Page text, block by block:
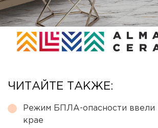
ЧИТАЙТЕ ТАКЖЕ:
Режим БПЛА-опасности ввели
крае